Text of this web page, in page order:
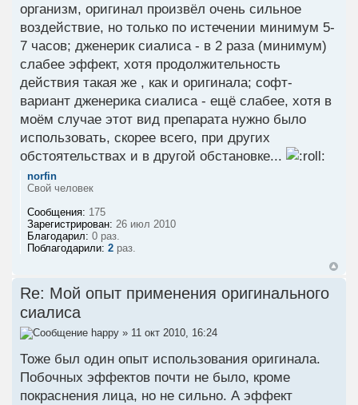
организм, оригинал произвёл очень сильное
воздействие, но только по истечении минимум 5-
7 часов; дженерик сиалиса - в 2 раза (минимум)
слабее эффект, хотя продолжительность
действия такая же , как и оригинала; софт-
вариант дженерика сиалиса - ещё слабее, хотя в
моём случае этот вид препарата нужно было
использовать, скорее всего, при других
обстоятельствах и в другой обстановке...
norfin
Свой человек
Сообщения: 175
Зарегистрирован: 26 июл 2010
Благодарил: 0 раз.
Поблагодарили: 2 раз.
Re: Мой опыт применения оригинального
сиалиса
happy » 11 окт 2010, 16:24
Тоже был один опыт использования оригинала.
Побочных эффектов почти не было, кроме
покраснения лица, но не сильно. А эффект